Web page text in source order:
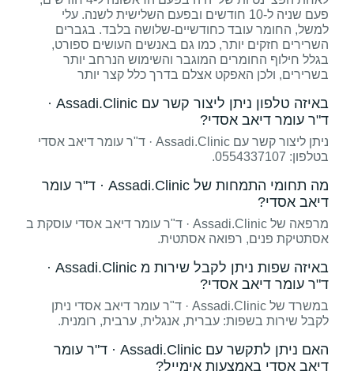
פעם שניה ל-10 חודשים ובפעם השלישית לשנה. עלי
למשל, החומר עובד כחודשיים-שלושה בלבד. בגברים
השרירים חזקים יותר, כמו גם באנשים העושים ספורט,
בגלל חילוף החומרים המוגבר והשימוש הנרחב יותר
בשרירים, ולכן האפקט אצלם בדרך כלל קצר יותר
באיזה טלפון ניתן ליצור קשר עם Assadi.Clinic ·
ד"ר עומר דיאב אסדי?
ניתן ליצור קשר עם Assadi.Clinic · ד"ר עומר דיאב אסדי
בטלפון: 0554337107.
מה תחומי התמחות של Assadi.Clinic · ד"ר עומר
דיאב אסדי?
מרפאה של Assadi.Clinic · ד"ר עומר דיאב אסדי עוסקת ב
אסתטיקת פנים, רפואה אסתטית.
באיזה שפות ניתן לקבל שירות מ Assadi.Clinic ·
ד"ר עומר דיאב אסדי?
במשרד של Assadi.Clinic · ד"ר עומר דיאב אסדי ניתן
לקבל שירות בשפות: עברית, אנגלית, ערבית, רומנית.
האם ניתן לתקשר עם Assadi.Clinic · ד"ר עומר
דיאב אסדי באמצעות אימייל?